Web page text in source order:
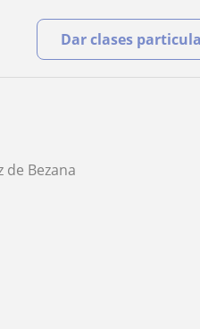
Dar clases
de Bezana